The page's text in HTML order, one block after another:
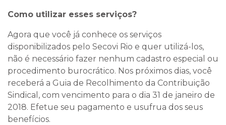
Como utilizar esses serviços?
Agora que você já conhece os serviços
disponibilizados pelo Secovi Rio e quer utilizá-los,
não é necessário fazer nenhum cadastro especial ou
procedimento burocrático. Nos próximos dias, você
receberá a Guia de Recolhimento da Contribuição
Sindical, com vencimento para o dia 31 de janeiro de
2018. Efetue seu pagamento e usufrua dos seus
benefícios.